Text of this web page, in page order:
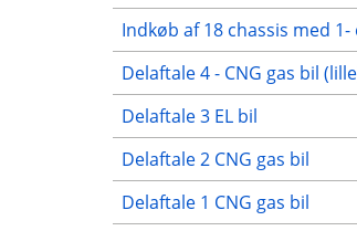
Indkøb af 18 chassis med
Delaftale 4 - CNG gas bil
Delaftale 3 EL bil
Delaftale 2 CNG gas bil
Delaftale 1 CNG gas bil